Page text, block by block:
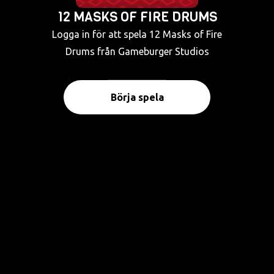
12 MASKS OF FIRE DRUMS
Logga in för att spela 12 Masks of Fire
Drums från Gameburger Studios
Börja spela